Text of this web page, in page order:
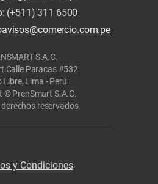
(+511) 311 6500
S.A.C.
Calle Paracas #532
Libre, Lima - Perú
© PrenSmart S.A.C.
reservados
y Condiciones